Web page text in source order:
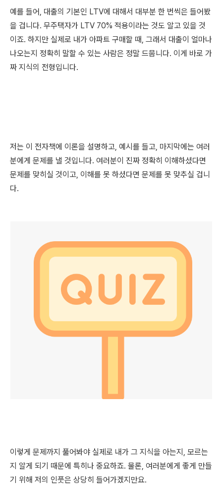
예를 들어, 대출의 기본인 LTV에 대해서 대부분 한 번씩은 들어봤
을 겁니다. 무주택자가 LTV 70% 적용이라는 것도 알고 있을 것
이죠. 하지만 실제로 내가 아파트 구매할 때, 그래서 대출이 얼마나
나오는지 정확히 말할 수 있는 사람은 정말 드뭅니다. 이게 바로 가
짜 지식의 전형입니다.
저는 이 전자책에 이론을 설명하고, 예시를 들고, 마지막에는 여러
분에게 문제를 낼 것입니다. 여러분이 진짜 정확히 이해하셨다면
문제를 맞히실 것이고, 이해를 못 하셨다면 문제를 못 맞추실 겁니
다.
이렇게 문제까지 풀어봐야 실제로 내가 그 지식을 아는지, 모르는
지 알게 되기 때문에 특히나 중요하죠. 물론, 여러분에게 좋게 만들
기 위해 저의 인풋은 상당히 들어가겠지만요.